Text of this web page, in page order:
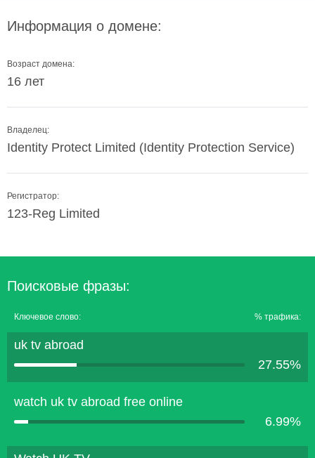
Информация о домене:
Возраст домена:
16 лет
Владелец:
Identity Protect Limited (Identity Protection Service)
Регистратор:
123-Reg Limited
Поисковые фразы:
Ключевое слово: % трафика:
uk tv abroad
27.55%
watch uk tv abroad free online
6.99%